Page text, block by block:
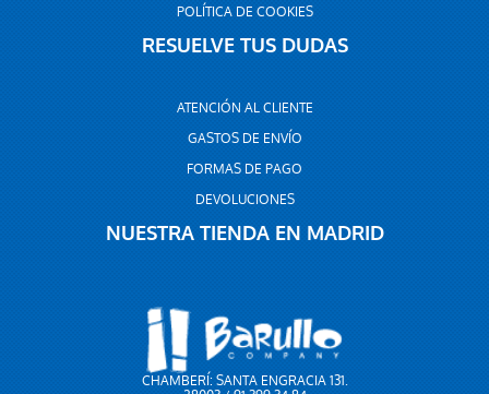
POLÍTICA DE COOKIES
RESUELVE TUS DUDAS
ATENCIÓN AL CLIENTE
GASTOS DE ENVÍO
FORMAS DE PAGO
DEVOLUCIONES
NUESTRA TIENDA EN MADRID
CHAMBERÍ: SANTA ENGRACIA 131.